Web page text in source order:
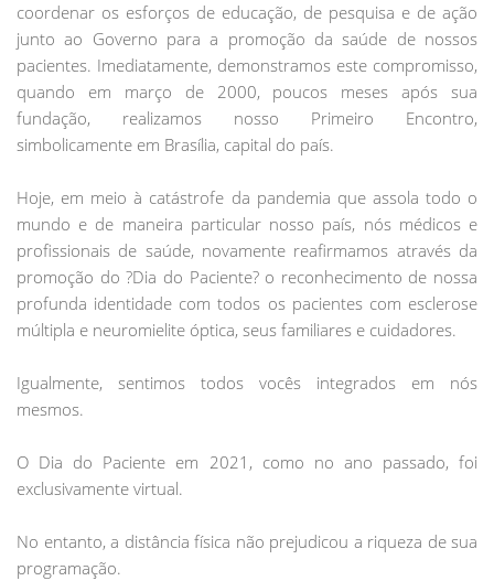
coordenar os esforços de educação, de pesquisa e de ação
junto ao Governo para a promoção da saúde de nossos
pacientes. Imediatamente, demonstramos este compromisso,
quando em março de 2000, poucos meses após sua
fundação, realizamos nosso Primeiro Encontro,
simbolicamente em Brasília, capital do país.
Hoje, em meio à catástrofe da pandemia que assola todo o
mundo e de maneira particular nosso país, nós médicos e
profissionais de saúde, novamente reafirmamos através da
promoção do ?Dia do Paciente? o reconhecimento de nossa
profunda identidade com todos os pacientes com esclerose
múltipla e neuromielite óptica, seus familiares e cuidadores.
Igualmente, sentimos todos vocês integrados em nós
mesmos.
O Dia do Paciente em 2021, como no ano passado, foi
exclusivamente virtual.
No entanto, a distância física não prejudicou a riqueza de sua
programação.